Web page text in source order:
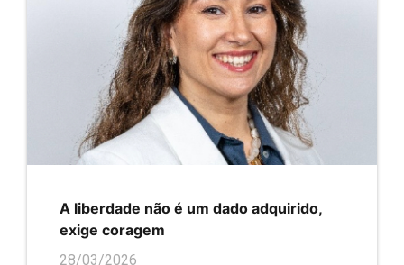
A liberdade não é um dado adquirido,
exige coragem
28/03/2026